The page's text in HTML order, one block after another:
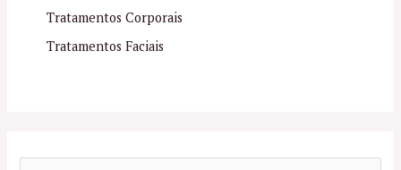
Tratamentos Corporais
Tratamentos Faciais